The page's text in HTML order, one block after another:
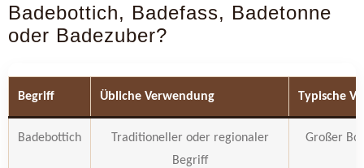
Badebottich, Badefass, Badetonne
oder Badezuber?
Begriff Übliche Verwendung Typische
Badebottich
Traditioneller oder regionaler
Begriff
Großer